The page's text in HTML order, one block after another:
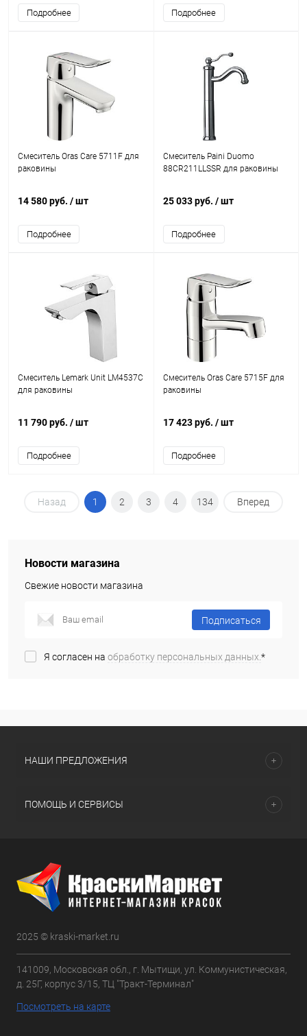
Подробнее Подробнее
Смеситель Oras Care 5711F для
раковины
14 580 руб. / шт
Подробнее
Смеситель Paini Duomo
88CR211LLSSR для раковины
25 033 руб. / шт
Подробнее
Смеситель Lemark Unit LM4537C
для раковины
11 790 руб. / шт
Подробнее
Смеситель Oras Care 5715F для
раковины
17 423 руб. / шт
Подробнее
Назад 1 2 3 4 134 Вперед
Новости магазина
Свежие новости магазина
Подписаться
Я согласен на обработку персональных данных.*
НАШИ ПРЕДЛОЖЕНИЯ
ПОМОЩЬ И СЕРВИСЫ
2025 © kraski-market.ru
141009, Московская обл., г. Мытищи, ул. Коммунистическая,
д. 25Г, корпус 3/15, ТЦ "Тракт-Терминал"
Посмотреть на карте